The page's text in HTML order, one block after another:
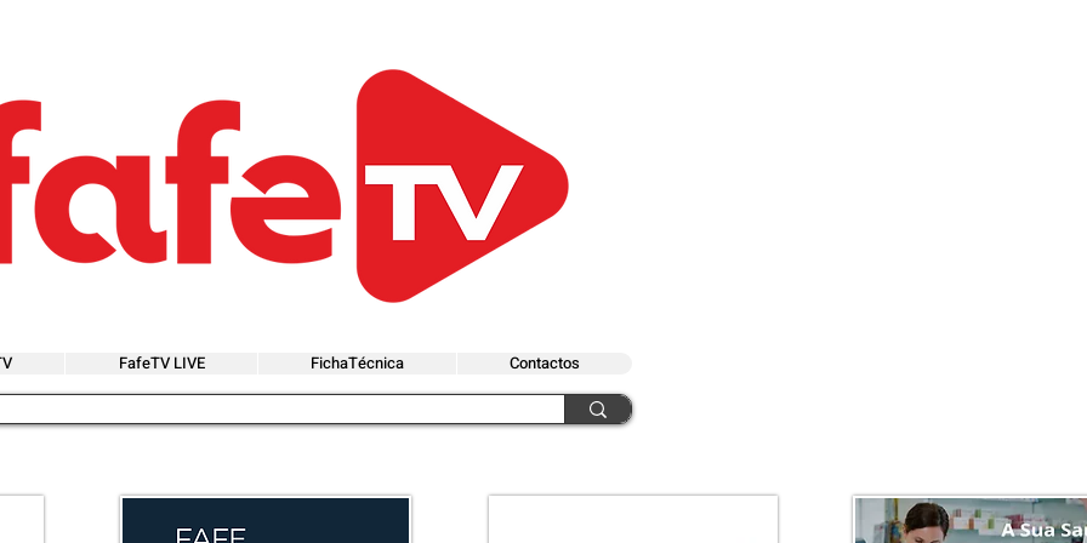
FafeTV LIVE FichaTécnica Contactos